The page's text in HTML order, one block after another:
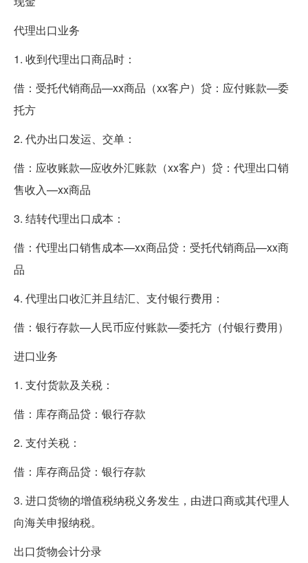
代理出口业务
1. 收到代理出口商品时：
借：受托代销商品—xx商品（xx客户）贷：应付账款—委
托方
2. 代办出口发运、交单：
借：应收账款—应收外汇账款（xx客户）贷：代理出口销
售收入—xx商品
3. 结转代理出口成本：
借：代理出口销售成本—xx商品贷：受托代销商品—xx商
品
4. 代理出口收汇并且结汇、支付银行费用：
借：银行存款—人民币应付账款—委托方（付银行费用）
进口业务
1. 支付货款及关税：
借：库存商品贷：银行存款
2. 支付关税：
借：库存商品贷：银行存款
3. 进口货物的增值税纳税义务发生，由进口商或其代理人
向海关申报纳税。
出口货物会计分录